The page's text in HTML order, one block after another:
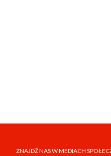
ZNAJDŹ NAS W MEDIACH